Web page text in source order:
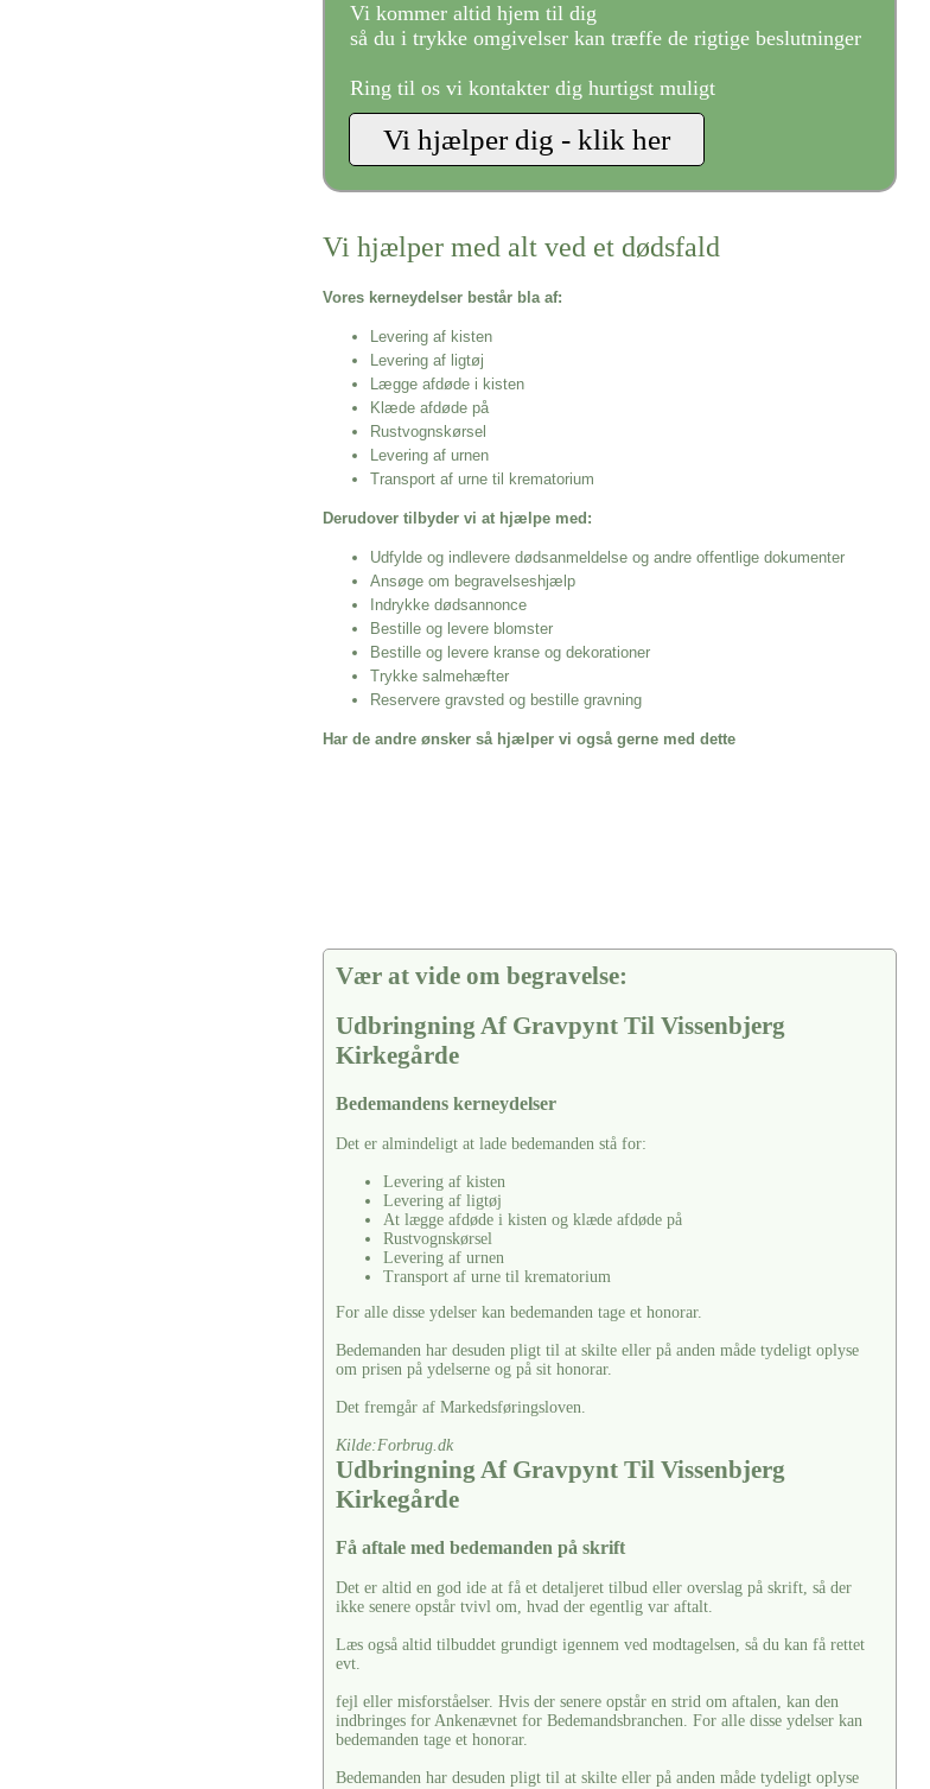
Vi kommer altid hjem til dig
så du i trykke omgivelser kan træffe de rigtige beslutninger
Ring til os vi kontakter dig hurtigst muligt
Vi hjælper med alt ved et dødsfald
Vores kerneydelser består bla af:
Levering af kisten
Levering af ligtøj
Lægge afdøde i kisten
Klæde afdøde på
Rustvognskørsel
Levering af urnen
Transport af urne til krematorium
Derudover tilbyder vi at hjælpe med:
Udfylde og indlevere dødsanmeldelse og andre offentlige dokumenter
Ansøge om begravelseshjælp
Indrykke dødsannonce
Bestille og levere blomster
Bestille og levere kranse og dekorationer
Trykke salmehæfter
Reservere gravsted og bestille gravning
Har de andre ønsker så hjælper vi også gerne med dette
Vær at vide om begravelse:
Udbringning Af Gravpynt Til Vissenbjerg
Kirkegårde
Bedemandens kerneydelser
Det er almindeligt at lade bedemanden stå for:
Levering af kisten
Levering af ligtøj
At lægge afdøde i kisten og klæde afdøde på
Rustvognskørsel
Levering af urnen
Transport af urne til krematorium
For alle disse ydelser kan bedemanden tage et honorar.
Bedemanden har desuden pligt til at skilte eller på anden måde tydeligt oplyse
om prisen på ydelserne og på sit honorar.
Det fremgår af Markedsføringsloven.
Kilde:Forbrug.dk
Udbringning Af Gravpynt Til Vissenbjerg
Kirkegårde
Få aftale med bedemanden på skrift
Det er altid en god ide at få et detaljeret tilbud eller overslag på skrift, så der
ikke senere opstår tvivl om, hvad der egentlig var aftalt.
Læs også altid tilbuddet grundigt igennem ved modtagelsen, så du kan få rettet
evt.
fejl eller misforståelser. Hvis der senere opstår en strid om aftalen, kan den
indbringes for Ankenævnet for Bedemandsbranchen. For alle disse ydelser kan
bedemanden tage et honorar.
Bedemanden har desuden pligt til at skilte eller på anden måde tydeligt oplyse